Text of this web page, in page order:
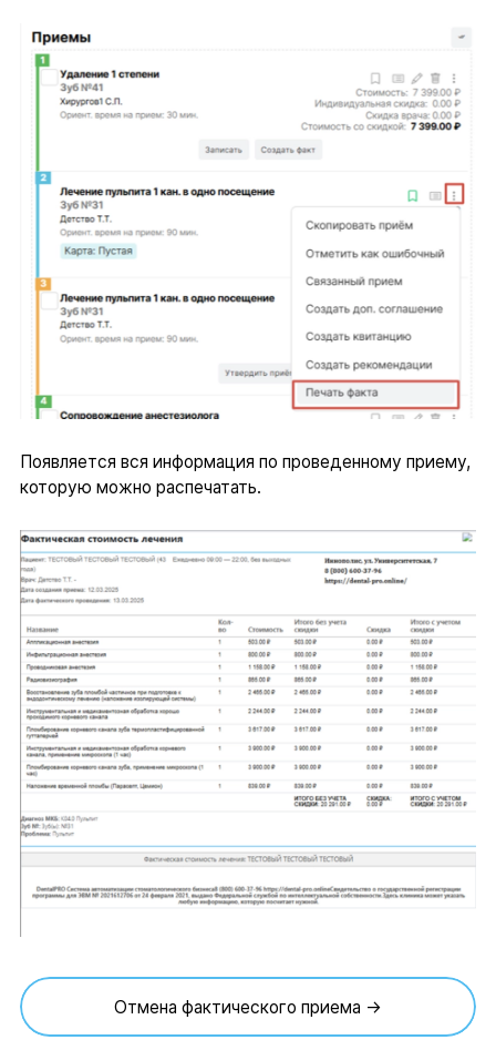
Появляется вся информация по проведенному приему,
которую можно распечатать.
Отмена фактического приема →